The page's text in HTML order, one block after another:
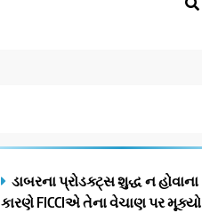
ડાબરના પ્રોડક્ટ્સ શુદ્ધ ન હોવાના
કારણે FICCIએ તેના વેચાણ પર મૂક્યો